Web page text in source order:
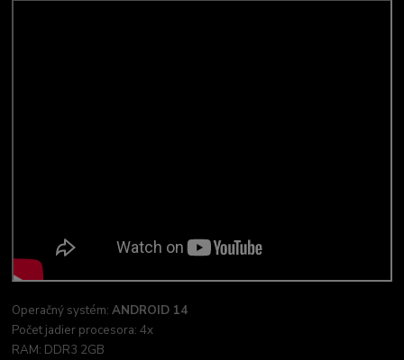
Operačný systém:ANDROID 14
Počet jadier procesora: 4x
RAM: DDR3 2GB